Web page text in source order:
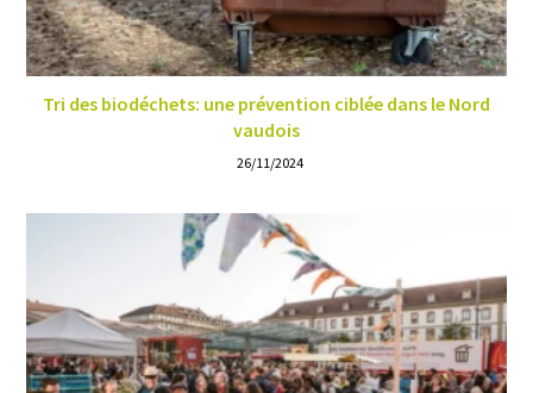
Tri des biodéchets: une prévention ciblée dans le Nord
vaudois
26/11/2024